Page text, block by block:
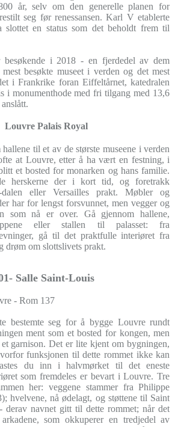
år, selv om den generelle planen for
seg før renessansen. Karl V etablerte
en status som det beholdt frem til
i 2018 - en fjerdedel av dem
besøkte museet i verden og det mest
i Frankrike foran Eiffeltårnet, katedralen
i monumenthode med fri tilgang med 13,6
Louvre Palais Royal
til et av de største museene i verden
at Louvre, etter å ha vært en festning, i
et bosted for monarken og hans familie.
herskerne der i kort tid, og foretrakk
eller Versailles prakt. Møbler og
har for lengst forsvunnet, men vegger og
som nå er over. Gå gjennom hallene,
eller stallen til palasset: fra
gå til det praktfulle interiøret fra
drøm om slottslivets prakt.
Salle Saint-Louis
- Rom 137
bestemte seg for å bygge Louvre rundt
ment som et bosted for kongen, men
garnison. Det er lite kjent om bygningen,
funksjonen til dette rommet ikke kan
du inn i halvmørket til det eneste
som fremdeles er bevart i Louvre. Tre
her: veggene stammer fra Philippe
hvelvene, nå ødelagt, og støttene til Saint
derav navnet gitt til dette rommet; når det
som okkuperer en tredjedel av